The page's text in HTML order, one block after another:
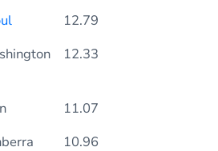
12.79
12.33
11.07
10.96